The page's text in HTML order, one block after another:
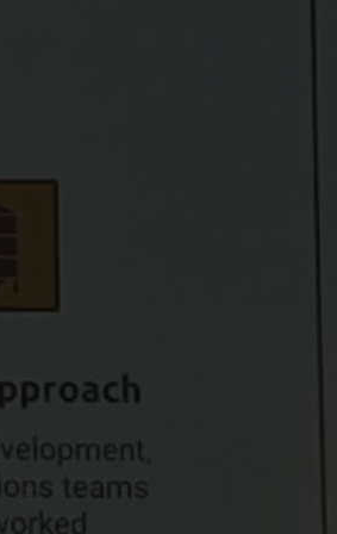
Dialog geschlossen. Seine Funktionalität ist